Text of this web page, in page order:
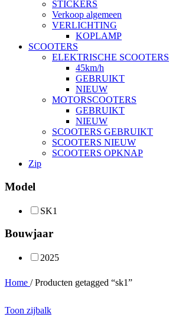
STICKERS
Verkoop algemeen
VERLICHTING
KOPLAMP
SCOOTERS
ELEKTRISCHE SCOOTERS
45km/h
GEBRUIKT
NIEUW
MOTORSCOOTERS
GEBRUIKT
NIEUW
SCOOTERS GEBRUIKT
SCOOTERS NIEUW
SCOOTERS OPKNAP
Zip
Model
SK1
Bouwjaar
2025
Home / Producten getagged “sk1”
Toon zijbalk